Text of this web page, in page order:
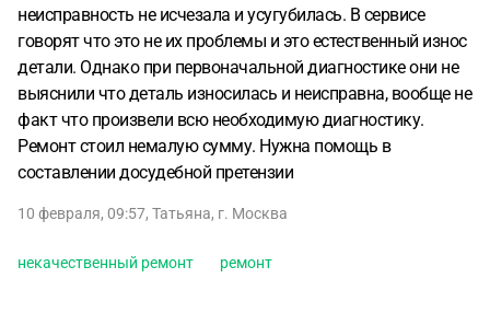
неисправность не исчезала и усугубилась. В сервисе
говорят что это не их проблемы и это естественный износ
детали. Однако при первоначальной диагностике они не
выяснили что деталь износилась и неисправна, вообще не
факт что произвели всю необходимую диагностику.
Ремонт стоил немалую сумму. Нужна помощь в
составлении досудебной претензии
10 февраля, 09:57, Татьяна, г. Москва
некачественный ремонт ремонт